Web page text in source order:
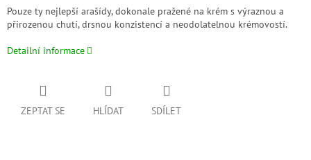
Pouze ty nejlepší arašídy, dokonale pražené na krém s výraznou a
přirozenou chutí, drsnou konzistencí a neodolatelnou krémovostí.
Detailní informace
ZEPTAT SE HLÍDAT SDÍLET